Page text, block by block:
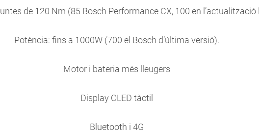
de 120 Nm (85 Bosch Performance CX, 100 en
Potència: fins a 1000W (700 el Bosch d’última versió).
Motor i bateria més lleugers
Display OLED tàctil
Bluetooth i 4G